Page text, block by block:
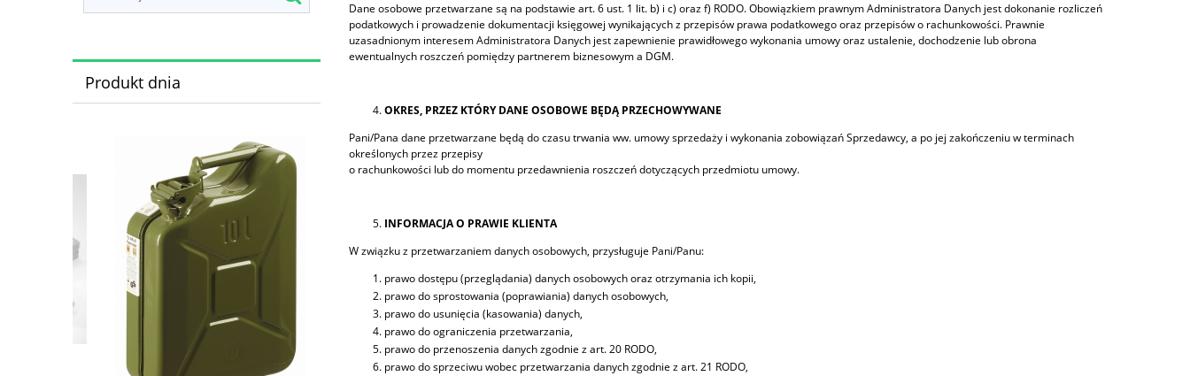
Produkt dnia
Dane osobowe przetwarzane są na podstawie art. 6 ust. 1 lit. b) i c) oraz f) RODO. Obowiązkiem prawnym Administratora Danych jest dokonanie rozliczeń
podatkowych i prowadzenie dokumentacji księgowej wynikających z przepisów prawa podatkowego oraz przepisów o rachunkowości. Prawnie
uzasadnionym interesem Administratora Danych jest zapewnienie prawidłowego wykonania umowy oraz ustalenie, dochodzenie lub obrona
ewentualnych roszczeń pomiędzy partnerem biznesowym a DGM.
OKRES, PRZEZ KTÓRY DANE OSOBOWE BĘDĄ PRZECHOWYWANE
Pani/Pana dane przetwarzane będą do czasu trwania ww. umowy sprzedaży i wykonania zobowiązań Sprzedawcy, a po jej zakończeniu w terminach
określonych przez przepisy
o rachunkowości lub do momentu przedawnienia roszczeń dotyczących przedmiotu umowy.
INFORMACJA O PRAWIE KLIENTA
W związku z przetwarzaniem danych osobowych, przysługuje Pani/Panu:
prawo dostępu (przeglądania) danych osobowych oraz otrzymania ich kopii,
prawo do sprostowania (poprawiania) danych osobowych,
prawo do usunięcia (kasowania) danych,
prawo do ograniczenia przetwarzania,
prawo do przenoszenia danych zgodnie z art. 20 RODO,
prawo do sprzeciwu wobec przetwarzania danych zgodnie z art. 21 RODO,